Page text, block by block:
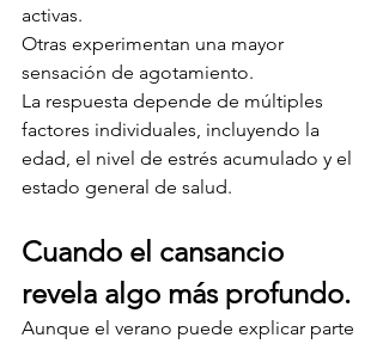
activas.
Otras experimentan una mayor
sensación de agotamiento.
La respuesta depende de múltiples
factores individuales, incluyendo la
edad, el nivel de estrés acumulado y el
estado general de salud.
Cuando el cansancio
revela algo más profundo.
Aunque el verano puede explicar parte